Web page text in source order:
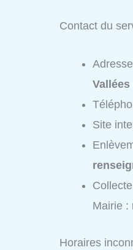
Contact du
Site
Mairie :
Horaires